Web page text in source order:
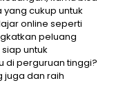
cukup untuk
online seperti
peluang
untuk
di perguruan tinggi?
juga dan raih